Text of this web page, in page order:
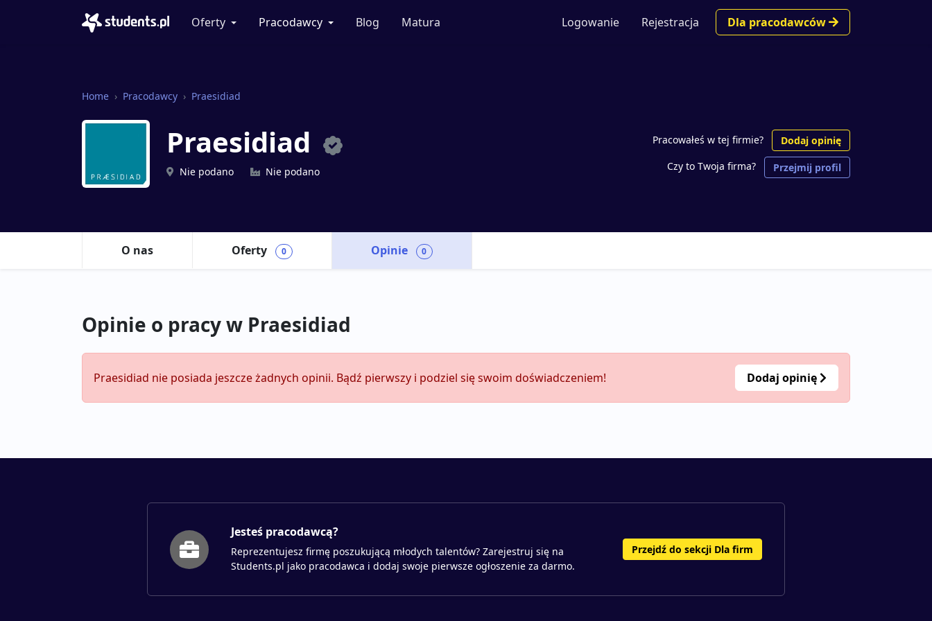
Oferty Pracodawcy Blog Matura Logowanie Rejestracja Dla pracodawców
Home Pracodawcy Praesidiad
Praesidiad
Nie podano Nie podano
Pracowałeś w tej firmie?
Dodaj opinię
Czy to Twoja firma?
Przejmij profil
O nas Oferty 0 Opinie 0
Opinie o pracy w Praesidiad
Praesidiad nie posiada jeszcze żadnych opinii. Bądź pierwszy i podziel się swoim doświadczeniem! Dodaj opinię
Jesteś pracodawcą?
Reprezentujesz firmę poszukującą młodych talentów? Zarejestruj się na
Students.pl jako pracodawca i dodaj swoje pierwsze ogłoszenie za darmo.
Przejdź do sekcji Dla firm